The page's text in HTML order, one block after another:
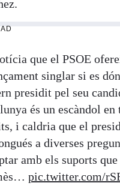
que el PSOE
singlar si es
presidit pel seu
és un escàndol en
i caldria que el
a diverses
amb els suports que
pic.twitter.com/